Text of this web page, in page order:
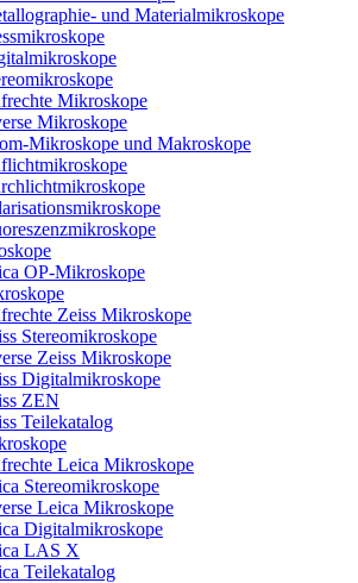
und Materialmikroskope
Mikroskope
Mikroskope
Mikroskope und Makroskope
OP-Mikroskope
Zeiss Mikroskope
Stereomikroskope
Zeiss Mikroskope
Digitalmikroskope
ZEN
Teilekatalog
Leica Mikroskope
Stereomikroskope
Leica Mikroskope
Digitalmikroskope
LAS X
Teilekatalog